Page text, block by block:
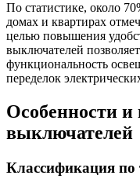
По статистике, около
домах и квартирах
целью повышения
выключателей
функциональность
переделок
Особенности
выключателей
Классификация